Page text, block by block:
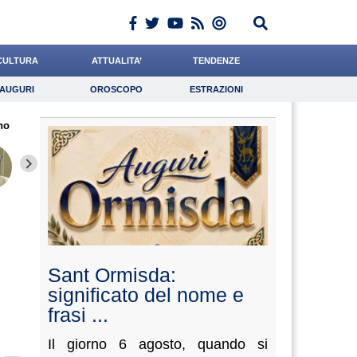
ATTUALITA’ TENDENZE
Auguri Oroscopo Estrazioni
Lavoro Psicologia
AUGURI OROSCOPO ESTRAZIONI
Cocchi Quarta Quaglia Santaniello Antonucci
Sant Ormisda:
significato del nome e
frasi ...
Il giorno 6 agosto, quando si